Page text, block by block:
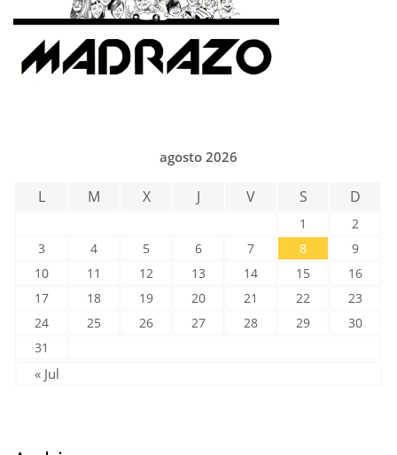
agosto 2026
L M X J V S D
1
2
3
4 5 6 7 8
9
10
11 12 13 14 15
16
17
18 19 20 21 22
23
24
25 26 27 28 29
30
31
« Jul